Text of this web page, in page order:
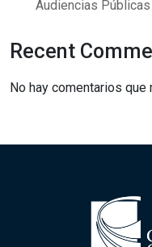
Audiencias
Recent
No hay comentarios que